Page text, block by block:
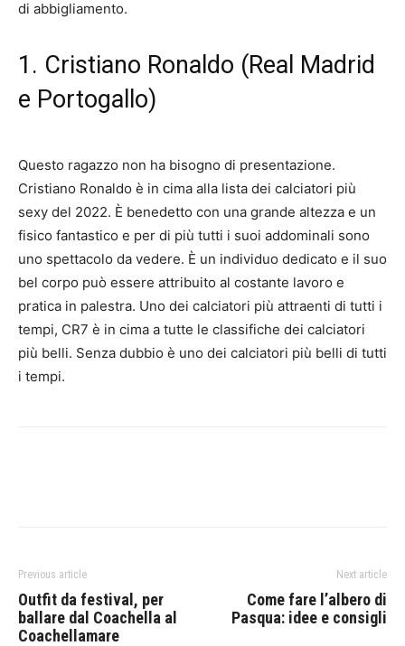
di abbigliamento.
1. Cristiano Ronaldo (Real Madrid
e Portogallo)
Questo ragazzo non ha bisogno di presentazione.
Cristiano Ronaldo è in cima alla lista dei calciatori più
sexy del 2022. È benedetto con una grande altezza e un
fisico fantastico e per di più tutti i suoi addominali sono
uno spettacolo da vedere. È un individuo dedicato e il suo
bel corpo può essere attribuito al costante lavoro e
pratica in palestra. Uno dei calciatori più attraenti di tutti i
tempi, CR7 è in cima a tutte le classifiche dei calciatori
più belli. Senza dubbio è uno dei calciatori più belli di tutti
i tempi.
Previous article
Outfit da festival, per
ballare dal Coachella al
Coachellamare
Next article
Come fare l’albero di
Pasqua: idee e consigli